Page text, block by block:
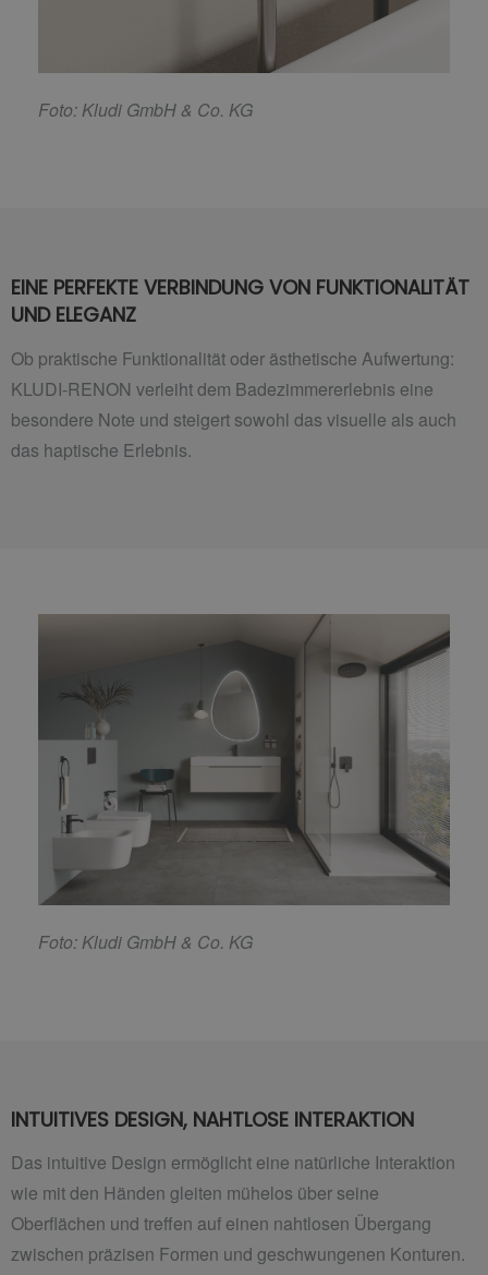
Foto: Kludi GmbH & Co. KG
EINE PERFEKTE VERBINDUNG VON FUNKTIONALITÄT
UND ELEGANZ
Ob praktische Funktionalität oder ästhetische Aufwertung:
KLUDI-RENON verleiht dem Badezimmererlebnis eine
besondere Note und steigert sowohl das visuelle als auch
das haptische Erlebnis.
Foto: Kludi GmbH & Co. KG
INTUITIVES DESIGN, NAHTLOSE INTERAKTION
Das intuitive Design ermöglicht eine natürliche Interaktion
wie mit den Händen gleiten mühelos über seine
Oberflächen und treffen auf einen nahtlosen Übergang
zwischen präzisen Formen und geschwungenen Konturen.